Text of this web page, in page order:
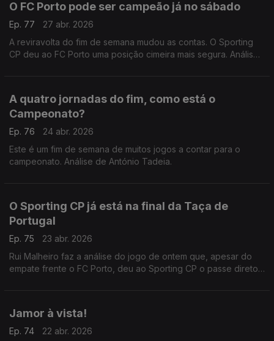
O FC Porto pode ser campeão já no sábado
Ep. 77
27 abr. 2026
A reviravolta do fim de semana mudou as contas. O Sporting
CP deu ao FC Porto uma posição cimeira mais segura. Análise
A quatro jornadas do fim, como está o
Campeonato?
Ep. 76
24 abr. 2026
Este é um fim de semana de muitos jogos a contar para o
campeonato. Análise de António Tadeia.
O Sporting CP já está na final da Taça de
Portugal
Ep. 75
23 abr. 2026
Rui Malheiro faz a análise do jogo de ontem que, apesar do
empate frente o FC Porto, deu ao Sporting CP o passe direto
Jamor à vista!
Ep. 74
22 abr. 2026